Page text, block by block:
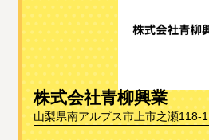
株式会社青柳興業
山梨県南アルプス市上市之瀬118-1